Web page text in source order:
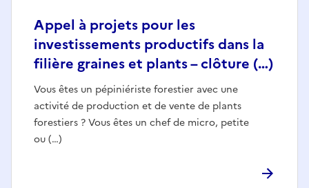
Appel à projets pour les
investissements productifs dans la
filière graines et plants – clôture (…)
Vous êtes un pépiniériste forestier avec une
activité de production et de vente de plants
forestiers ? Vous êtes un chef de micro, petite
ou (…)